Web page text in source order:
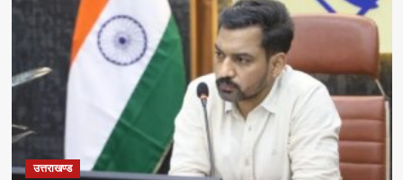
उत्तराखण्ड